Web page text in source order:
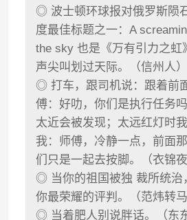
◎ 波士顿环球报对俄罗斯陨
度最佳标题之一：A
the sky 也是《万有引力之虹
声尖叫划过天际。（信州人）
◎ 打车，跟司机说：跟着前
傅：好叻，你们是执行任务
太近会被发现；太远红灯时
我：师傅，冷静一点，前面
们只是一起去按脚。（衣锦
◎ 当你的祖国被独 裁所统治
你最荣耀的评判。（范炜转
◎ 当着肥人别说胖话。（东